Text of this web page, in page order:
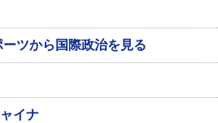
ツから国際政治を見る
イナ